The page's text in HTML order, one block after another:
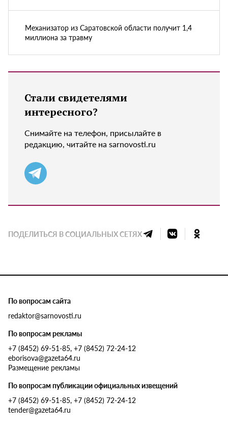
Механизатор из Саратовской области получит 1,4
миллиона за травму
Стали свидетелями
интересного?
Снимайте на телефон, присылайте в
редакцию, читайте на sarnovosti.ru
ПОДЕЛИТЬСЯ В СОЦИАЛЬНЫХ СЕТЯХ
По вопросам сайта
redaktor@sarnovosti.ru
По вопросам рекламы
+7 (8452) 69-51-85, +7 (8452) 72-24-12
eborisova@gazeta64.ru
Размещение рекламы
По вопросам публикации официальных извещений
+7 (8452) 69-51-85, +7 (8452) 72-24-12
tender@gazeta64.ru